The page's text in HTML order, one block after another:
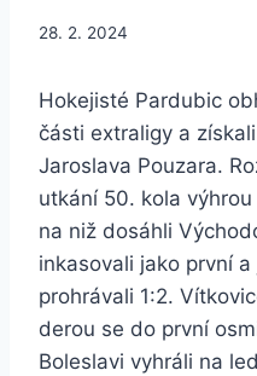
28. 2. 2024
Hokejisté Pardubic
části extraligy a
Jaroslava Pouzara.
utkání 50. kola
na niž dosáhli
inkasovali jako první
prohrávali 1:2.
derou se do první
Boleslavi vyhráli na